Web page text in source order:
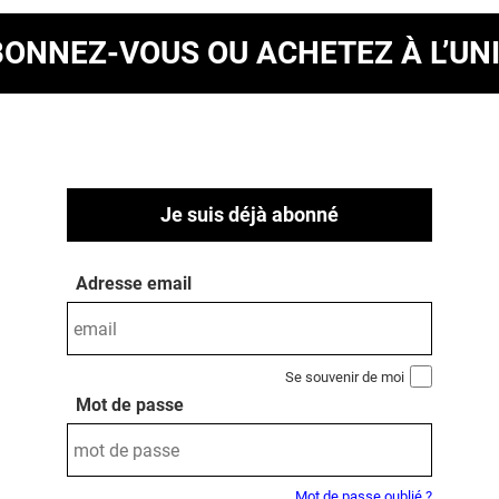
VOUS OU ACHETEZ À
Je suis déjà abonné
Adresse email
Se souvenir de moi
Mot de passe